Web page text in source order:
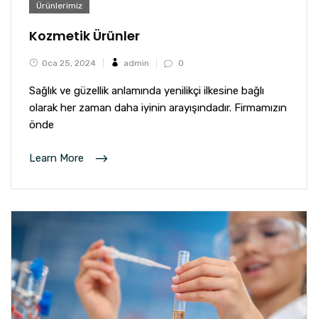
Ürünlerimiz
Kozmetik Ürünler
Oca 25, 2024 admin 0
Sağlık ve güzellik anlamında yenilikçi ilkesine bağlı
olarak her zaman daha iyinin arayışındadır. Firmamızın
önde
Learn More